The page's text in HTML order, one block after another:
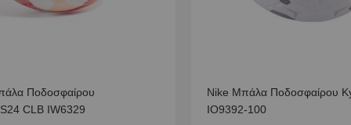
Ποδοσφαίρου
CLB IW6329
Nike Μπάλα Ποδοσφαίρου
IO9392-100